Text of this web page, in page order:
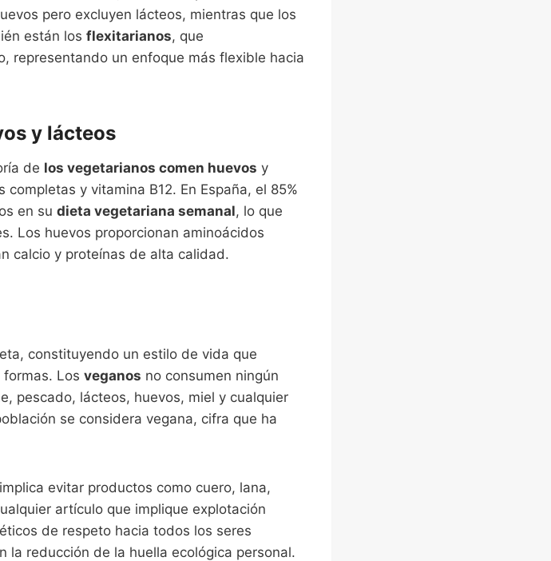
pero excluyen lácteos, mientras que los
están los flexitarianos, que
representando un enfoque más flexible hacia
y lácteos
de los vegetarianos comen huevos y
y vitamina B12. En España, el 85%
en su dieta vegetariana semanal, lo que
Los huevos proporcionan aminoácidos
calcio y proteínas de alta calidad.
constituyendo un estilo de vida que
Los veganos no consumen ningún
pescado, lácteos, huevos, miel y cualquier
se considera vegana, cifra que ha
implica evitar productos como cuero, lana,
artículo que implique explotación
de respeto hacia todos los seres
la reducción de la huella ecológica personal.